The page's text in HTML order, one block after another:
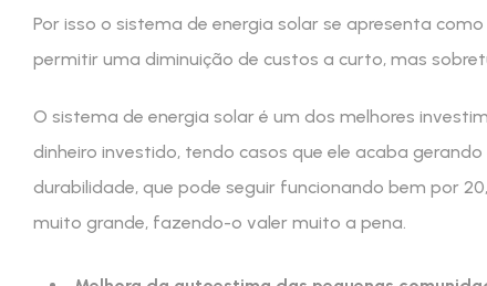
Por isso o sistema de energia solar se apresenta
permitir uma diminuição de custos a curto, mas
O sistema de energia solar é um dos melhores
dinheiro investido, tendo casos que ele acaba
durabilidade, que pode seguir funcionando bem por
muito grande, fazendo-o valer muito a pena.